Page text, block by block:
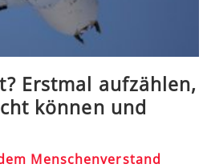
Erstmal aufzählen,
können und
Menschenverstand